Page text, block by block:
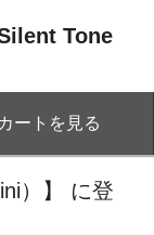
Tone
カートを見る
）】 に登